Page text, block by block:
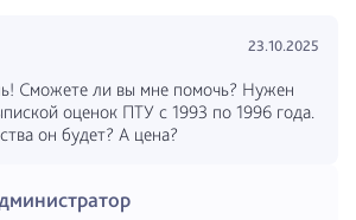
23.10.2025
Сможете ли вы мне помочь? Нужен
оценок ПТУ с 1993 по 1996 года.
он будет? А цена?